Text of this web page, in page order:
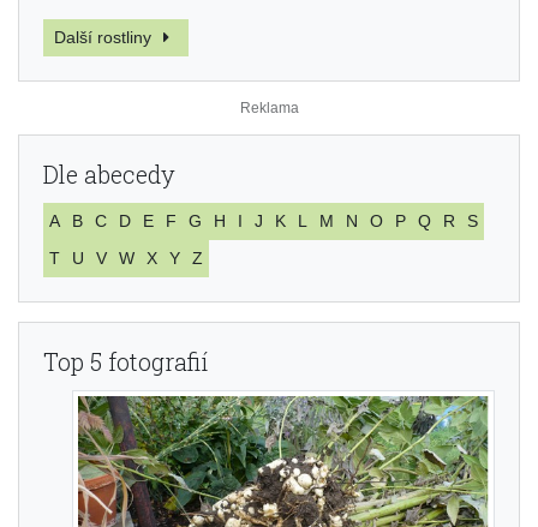
Další rostliny
Dle abecedy
A B C D E F G H I J K L M N O P Q R
S
T
U V W X Y Z
Top 5 fotografií